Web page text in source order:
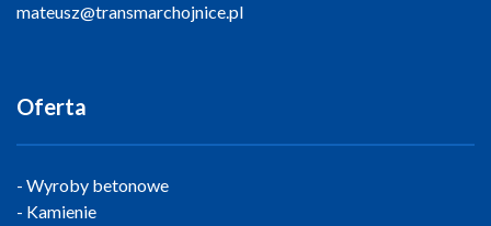
mateusz@transmarchojnice.pl
Oferta
Wyroby betonowe
Kamienie